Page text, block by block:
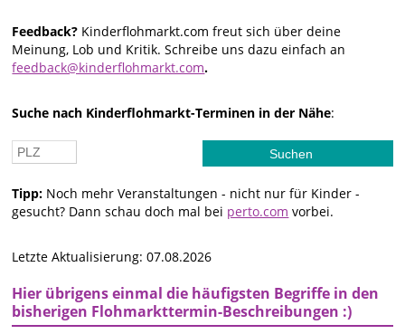
Feedback? Kinderflohmarkt.com freut sich über deine
Meinung, Lob und Kritik. Schreibe uns dazu einfach an
feedback@kinderflohmarkt.com.
Suche nach Kinderflohmarkt-Terminen in der Nähe:
Tipp: Noch mehr Veranstaltungen - nicht nur für Kinder -
gesucht? Dann schau doch mal bei perto.com vorbei.
Letzte Aktualisierung: 07.08.2026
Hier übrigens einmal die häufigsten Begriffe in den
bisherigen Flohmarkttermin-Beschreibungen :)